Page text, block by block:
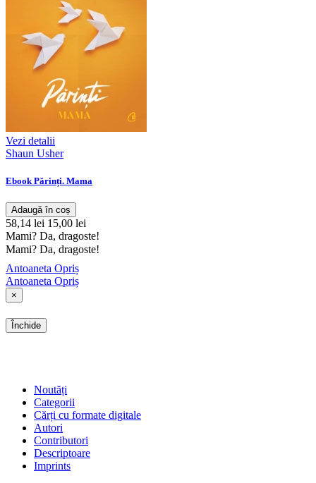
Vezi detalii
Shaun Usher
Ebook Părinți. Mama
Adaugă în coș
58,14 lei 15,00 lei
Mami? Da, dragoste!
Mami? Da, dragoste!
Antoaneta Opriș
Antoaneta Opriș
×
Închide
Noutăți
Categorii
Cărți cu formate digitale
Autori
Contributori
Descriptoare
Imprints